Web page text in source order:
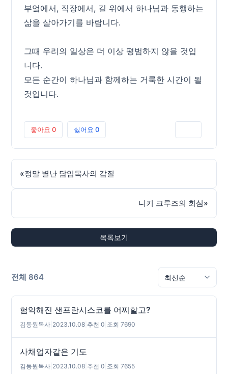
부엌에서, 직장에서, 길 위에서 하나님과 동행하는
삶을 살아가기를 바랍니다.
그때 우리의 일상은 더 이상 평범하지 않을 것입
니다.
모든 순간이 하나님과 함께하는 거룩한 시간이 될
것입니다.
좋아요0 싫어요0
«정말 별난 담임목사의 갑질
니키 크루즈의 회심»
목록보기
전체 864
험악해진 샌프란시스코를 어찌할고?
김동원목사 2023.10.08 추천 0 조회 7690
사채업자같은 기도
김동원목사 2023.10.08 추천 0 조회 7655